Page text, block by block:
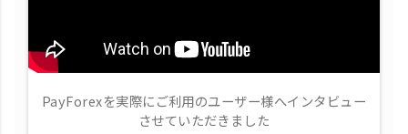
PayForexを実際にご利用のユーザー様へインタビュー
させていただきました